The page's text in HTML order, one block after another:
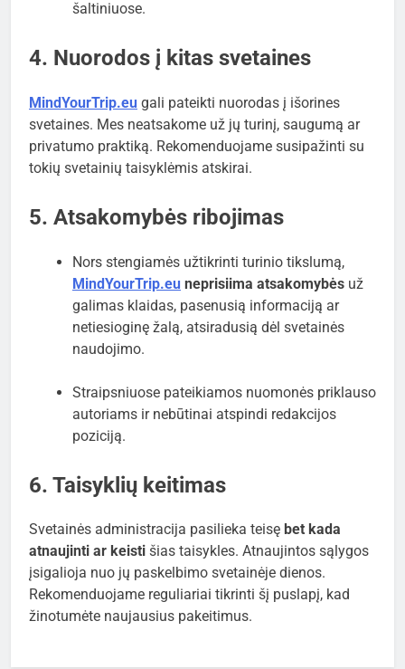
šaltiniuose.
4. Nuorodos į kitas svetaines
MindYourTrip.eu gali pateikti nuorodas į išorines
svetaines. Mes neatsakome už jų turinį, saugumą ar
privatumo praktiką. Rekomenduojame susipažinti su
tokių svetainių taisyklėmis atskirai.
5. Atsakomybės ribojimas
Nors stengiamės užtikrinti turinio tikslumą,
MindYourTrip.eu neprisiima atsakomybės už
galimas klaidas, pasenusią informaciją ar
netiesioginę žalą, atsiradusią dėl svetainės
naudojimo.
Straipsniuose pateikiamos nuomonės priklauso
autoriams ir nebūtinai atspindi redakcijos
poziciją.
6. Taisyklių keitimas
Svetainės administracija pasilieka teisę bet kada
atnaujinti ar keisti šias taisykles. Atnaujintos sąlygos
įsigalioja nuo jų paskelbimo svetainėje dienos.
Rekomenduojame reguliariai tikrinti šį puslapį, kad
žinotumėte naujausius pakeitimus.